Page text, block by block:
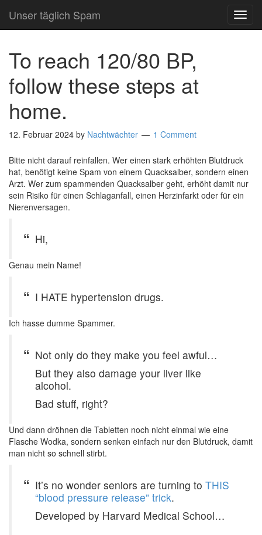
Unser täglich Spam
To reach 120/80 BP,
follow these steps at
home.
12. Februar 2024 by Nachtwächter 1 Comment
Bitte nicht darauf reinfallen. Wer einen stark erhöhten Blutdruck
hat, benötigt keine Spam von einem Quacksalber, sondern einen
Arzt. Wer zum spammenden Quacksalber geht, erhöht damit nur
sein Risiko für einen Schlaganfall, einen Herzinfarkt oder für ein
Nierenversagen.
Hi,
Genau mein Name!
I HATE hypertension drugs.
Ich hasse dumme Spammer.
Not only do they make you feel awful…
But they also damage your liver like
alcohol.
Bad stuff, right?
Und dann dröhnen die Tabletten noch nicht einmal wie eine
Flasche Wodka, sondern senken einfach nur den Blutdruck, damit
man nicht so schnell stirbt.
It’s no wonder seniors are turning to THIS
“blood pressure release” trick.
Developed by Harvard Medical School…